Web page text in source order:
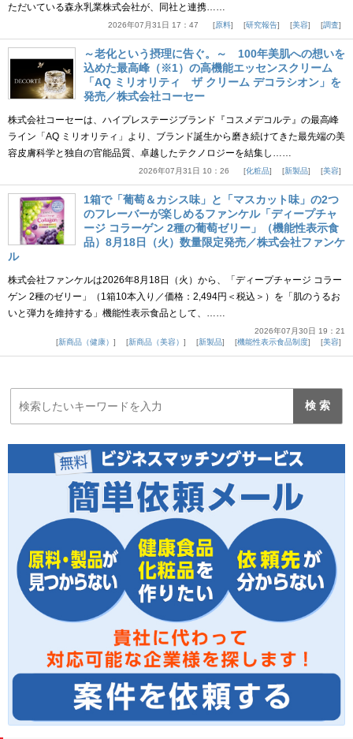
ただいている森永乳業株式会社が、同社と連携……
2026年07月31日 17：47 原料 研究報告 美容 調査
～老化という摂理に告ぐ。～ 100年美肌への想いを
込めた最高峰（※1）の高機能エッセンスクリーム
「AQ ミリオリティ ザ クリーム デコラシオン」を
発売／株式会社コーセー
株式会社コーセーは、ハイプレステージブランド『コスメデコルテ』の最高峰
ライン「AQ ミリオリティ」より、ブランド誕生から磨き続けてきた最先端の美
容皮膚科学と独自の官能品質、卓越したテクノロジーを結集し……
2026年07月31日 10：26 化粧品 新製品 美容
1箱で「葡萄＆カシス味」と「マスカット味」の2つ
のフレーバーが楽しめるファンケル「ディープチャ
ージ コラーゲン 2種の葡萄ゼリー」（機能性表示食
品）8月18日（火）数量限定発売／株式会社ファンケ
ル
株式会社ファンケルは2026年8月18日（火）から、「ディープチャージ コラー
ゲン 2種のゼリー」（1箱10本入り／価格：2,494円＜税込＞）を「肌のうるお
いと弾力を維持する」機能性表示食品として、……
2026年07月30日 19：21
新商品（健康）
新商品（美容） 新製品 機能性表示食品制度 美容